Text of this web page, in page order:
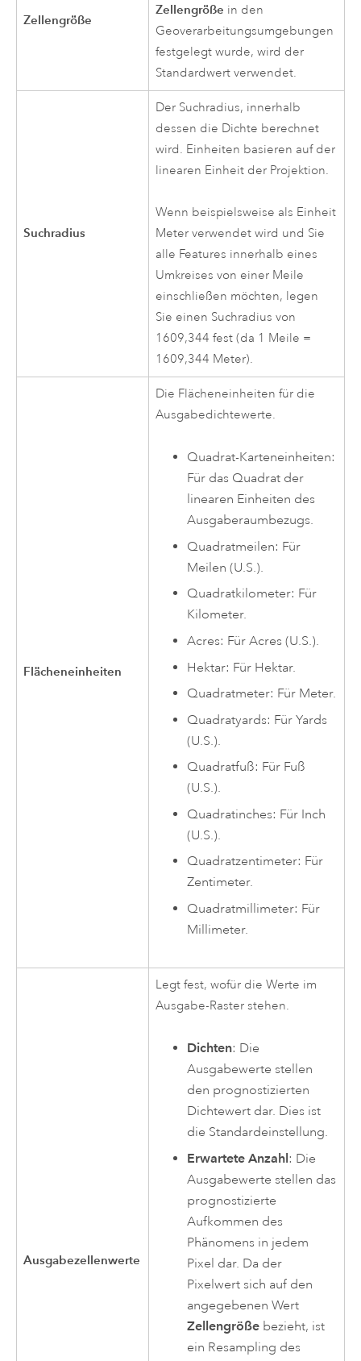
Zellengröße
Zellengröße in den
Geoverarbeitungsumgebungen
festgelegt wurde, wird der
Standardwert verwendet.
Suchradius
Der Suchradius, innerhalb
dessen die Dichte berechnet
wird. Einheiten basieren auf der
linearen Einheit der Projektion.
Wenn beispielsweise als Einheit
Meter verwendet wird und Sie
alle Features innerhalb eines
Umkreises von einer Meile
einschließen möchten, legen
Sie einen Suchradius von
1609,344 fest (da 1 Meile =
1609,344 Meter).
Flächeneinheiten
Die Flächeneinheiten für die
Ausgabedichtewerte.
Quadrat-Karteneinheiten:
Für das Quadrat der
linearen Einheiten des
Ausgaberaumbezugs.
Quadratmeilen: Für
Meilen (U.S.).
Quadratkilometer: Für
Kilometer.
Acres: Für Acres (U.S.).
Hektar: Für Hektar.
Quadratmeter: Für Meter.
Quadratyards: Für Yards
(U.S.).
Quadratfuß: Für Fuß
(U.S.).
Quadratinches: Für Inch
(U.S.).
Quadratzentimeter: Für
Zentimeter.
Quadratmillimeter: Für
Millimeter.
Ausgabezellenwerte
Legt fest, wofür die Werte im
Ausgabe-Raster stehen.
Dichten: Die
Ausgabewerte stellen
den prognostizierten
Dichtewert dar. Dies ist
die Standardeinstellung.
Erwartete Anzahl: Die
Ausgabewerte stellen das
prognostizierte
Aufkommen des
Phänomens in jedem
Pixel dar. Da der
Pixelwert sich auf den
angegebenen Wert
Zellengröße bezieht, ist
ein Resampling des